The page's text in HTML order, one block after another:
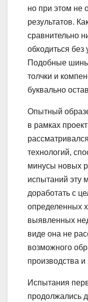
но при этом не
результатов.
сравнительно
обходиться без
Подобные
толчки и
буквально
Опытный
в рамках
технологий,
минусы новых
испытаний
доработать с
определенных
выявленных
виде она не
возможного
производства
Испытания
продолжались